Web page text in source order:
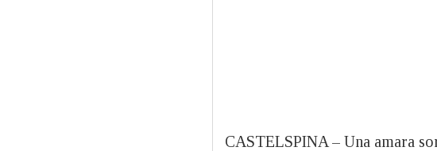
CASTELSPINA – Una amara